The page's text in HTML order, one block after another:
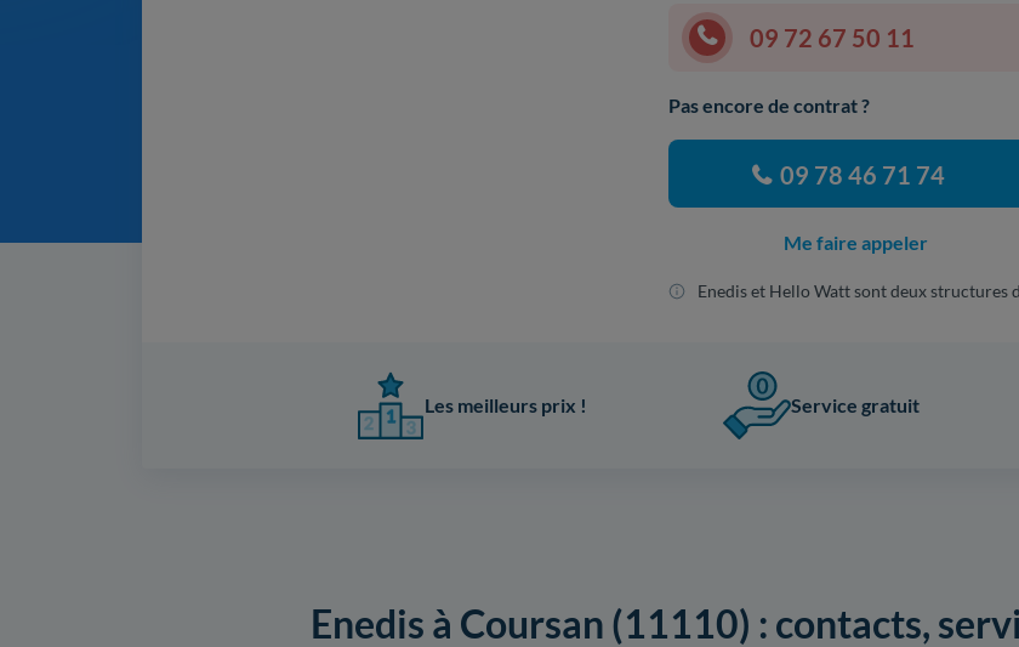
09 72 67 50 11
Pas encore de contrat ?
09 78 46 71 74
Me faire appeler
Enedis et Hello Watt sont deux structures
Les meilleurs prix ! Service gratuit
Enedis à Coursan (11110) : contacts,